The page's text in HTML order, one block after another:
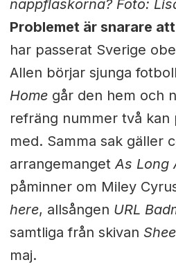
nappflaskorna? Foto:
Problemet är snarare
har passerat Sverige
Allen börjar sjunga
Homegår den hem och
refräng nummer två kan
med. Samma sak gäller
arrangemangetAs Long
påminner om Miley
here, allsången URL
samtliga från skivan
maj.